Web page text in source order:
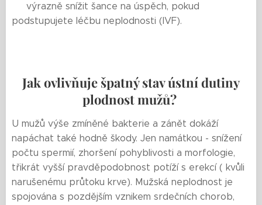
🟨 výrazně snížit šance na úspěch, pokud
podstupujete léčbu neplodnosti (IVF).
Jak ovlivňuje špatný stav ústní dutiny
plodnost mužů?
U mužů výše zmíněné bakterie a zánět dokáží
napáchat také hodně škody. Jen namátkou - snížení
počtu spermií, zhoršení pohyblivosti a morfologie,
třikrát vyšší pravděpodobnost potíží s erekcí ( kvůli
narušenému průtoku krve). Mužská neplodnost je
spojována s pozdějším vznikem srdečních chorob,